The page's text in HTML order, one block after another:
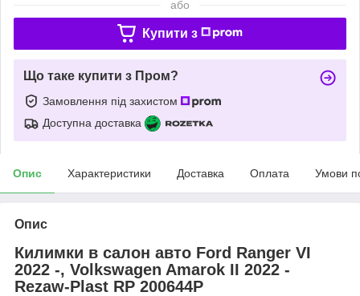
або
Купити з
Що таке купити з Пром?
Замовлення під захистом
Доступна доставка
Опис Характеристики Доставка Оплата Умови
Опис
Килимки в салон авто Ford Ranger VI
2022 -, Volkswagen Amarok II 2022 -
Rezaw-Plast RP 200644P